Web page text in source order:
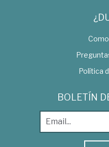
Política
BOLETÍN